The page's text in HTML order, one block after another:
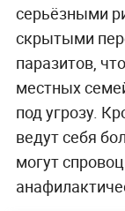
серьёзными
скрытыми
паразитов,
местных
под угрозу.
ведут себя
могут